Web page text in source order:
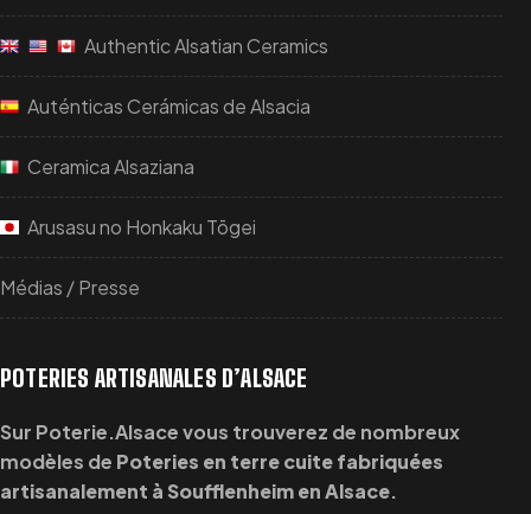
Authentic Alsatian Ceramics
Auténticas Cerámicas de Alsacia
Ceramica Alsaziana
Arusasu no Honkaku Tōgei
Médias / Presse
POTERIES ARTISANALES D’ALSACE
Sur Poterie.Alsace vous trouverez de nombreux
modèles de Poteries en terre cuite fabriquées
artisanalement à Soufflenheim en Alsace.